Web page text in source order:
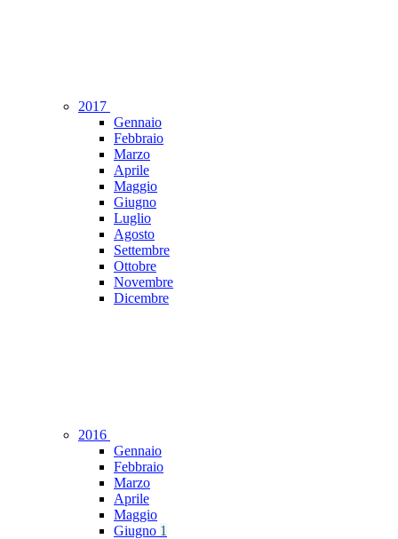
2017
Gennaio
Febbraio
Marzo
Aprile
Maggio
Giugno
Luglio
Agosto
Settembre
Ottobre
Novembre
Dicembre
2016
Gennaio
Febbraio
Marzo
Aprile
Maggio
Giugno 1